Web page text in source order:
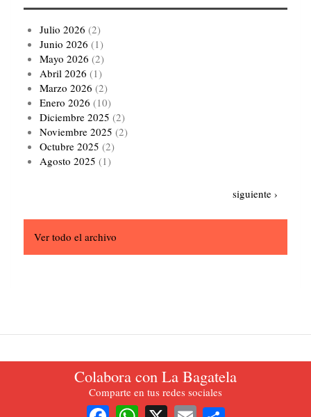
Colabora con La Bagatela
Comparte en tus redes sociales
Julio 2026 (2)
Junio 2026 (1)
Mayo 2026 (2)
Abril 2026 (1)
Marzo 2026 (2)
Enero 2026 (10)
Diciembre 2025 (2)
Noviembre 2025 (2)
Octubre 2025 (2)
Agosto 2025 (1)
Siguiente
siguiente ›
Ver todo el archivo
La Bagatela. Periódico oficial del Partido del Trabajo de Colombia.